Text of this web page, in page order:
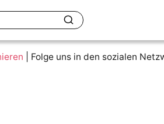
Was ist
Ziele und Mitmachen
Folge uns in den sozialen